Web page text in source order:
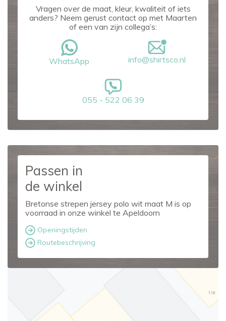
Vragen over de maat, kleur, kwaliteit of iets
anders? Neem gerust contact op met Maarten
of een van zijn collega’s:
WhatsApp info@shirtsco.nl
055 - 522 06 39
Passen in
de winkel
Bretonse strepen jersey polo wit maat M is op
voorraad in onze winkel te Apeldoorn
Openingstijden
Routebeschrijving